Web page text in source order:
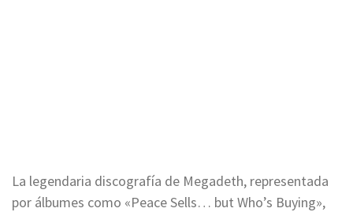
La legendaria discografía de Megadeth, representada
por álbumes como «Peace Sells… but Who’s Buying»,